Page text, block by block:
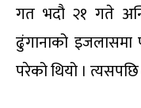
गत भदौ २१ गते
ढुंगानाको इजलासमा
परेको थियो ।